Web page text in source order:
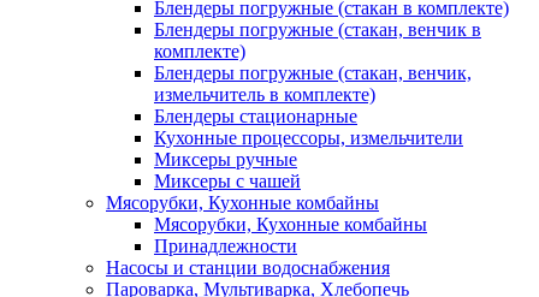
Блендеры погружные (стакан в комплекте)
Блендеры погружные (стакан, венчик в
комплекте)
Блендеры погружные (стакан, венчик,
измельчитель в комплекте)
Блендеры стационарные
Кухонные процессоры, измельчители
Миксеры ручные
Миксеры с чашей
Мясорубки, Кухонные комбайны
Мясорубки, Кухонные комбайны
Принадлежности
Насосы и станции водоснабжения
Пароварка, Мультиварка, Хлебопечь